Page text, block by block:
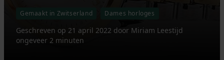
Gemaakt in Zwitserland Dames horloges
Geschreven op 21 april 2022 door Miriam Leestijd
ongeveer 2 minuten